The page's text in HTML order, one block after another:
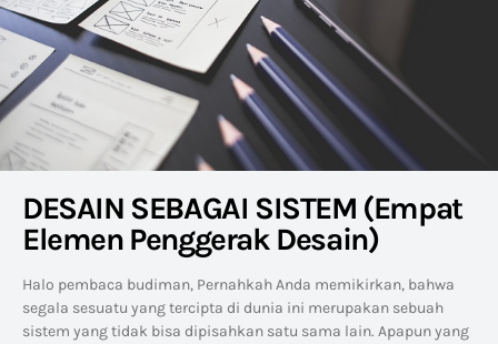
DESAIN SEBAGAI SISTEM (Empat
Elemen Penggerak Desain)
Halo pembaca budiman, Pernahkah Anda memikirkan, bahwa
segala sesuatu yang tercipta di dunia ini merupakan sebuah
sistem yang tidak bisa dipisahkan satu sama lain. Apapun yang